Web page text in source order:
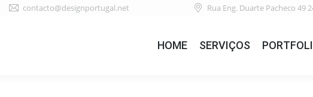
contacto@designportugal.net Rua Eng. Duarte Pacheco 49
HOME SERVIÇOS